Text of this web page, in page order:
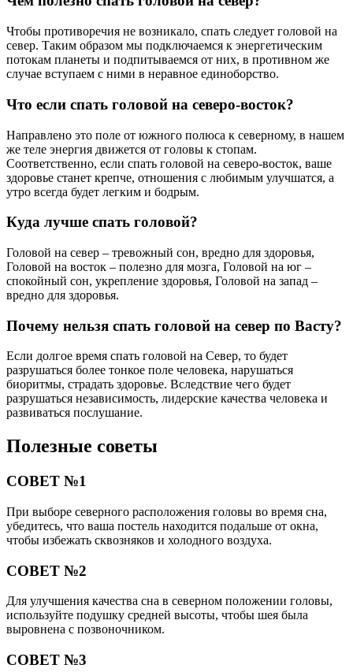
Чтобы противоречия не возникало, спать следует головой на
север. Таким образом мы подключаемся к энергетическим
потокам планеты и подпитываемся от них, в противном же
случае вступаем с ними в неравное единоборство.
Что если спать головой на северо-восток?
Направлено это поле от южного полюса к северному, в нашем
же теле энергия движется от головы к стопам.
Соответственно, если спать головой на северо-восток, ваше
здоровье станет крепче, отношения с любимым улучшатся, а
утро всегда будет легким и бодрым.
Куда лучше спать головой?
Головой на север – тревожный сон, вредно для здоровья,
Головой на восток – полезно для мозга, Головой на юг –
спокойный сон, укрепление здоровья, Головой на запад –
вредно для здоровья.
Почему нельзя спать головой на север по Васту?
Если долгое время спать головой на Север, то будет
разрушаться более тонкое поле человека, нарушаться
биоритмы, страдать здоровье. Вследствие чего будет
разрушаться независимость, лидерские качества человека и
развиваться послушание.
Полезные советы
СОВЕТ №1
При выборе северного расположения головы во время сна,
убедитесь, что ваша постель находится подальше от окна,
чтобы избежать сквозняков и холодного воздуха.
СОВЕТ №2
Для улучшения качества сна в северном положении головы,
используйте подушку средней высоты, чтобы шея была
выровнена с позвоночником.
СОВЕТ №3